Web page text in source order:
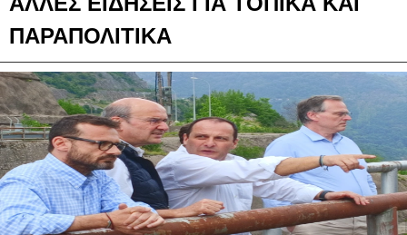
ΠΑΡΑΠΟΛΙΤΙΚΑ